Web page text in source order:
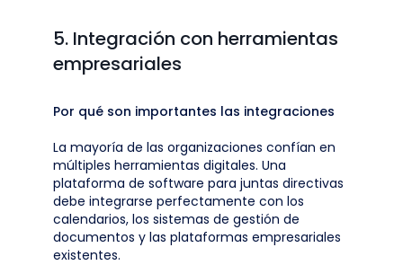
5. Integración con herramientas
empresariales
Por qué son importantes las integraciones
La mayoría de las organizaciones confían en
múltiples herramientas digitales. Una
plataforma de software para juntas directivas
debe integrarse perfectamente con los
calendarios, los sistemas de gestión de
documentos y las plataformas empresariales
existentes.